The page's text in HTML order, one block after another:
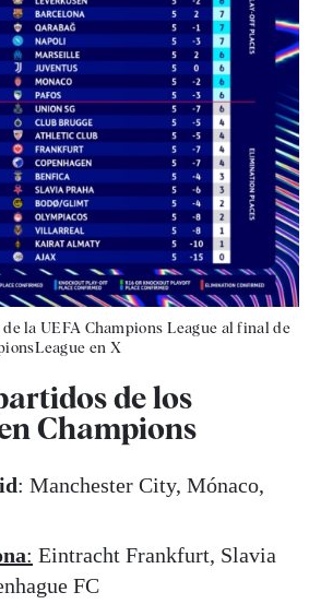
la UEFA Champions League al final de
en X
de los
Champions
: Manchester City, Mónaco,
: Eintracht Frankfurt, Slavia
FC